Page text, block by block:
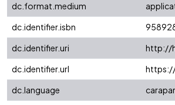
dc.format.medium
dc.identifier.isbn
dc.identifier.uri
http://
dc.identifier.url
dc.language